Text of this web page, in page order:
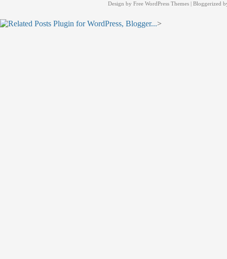
Design by Free WordPress Themes | Bloggerized
>